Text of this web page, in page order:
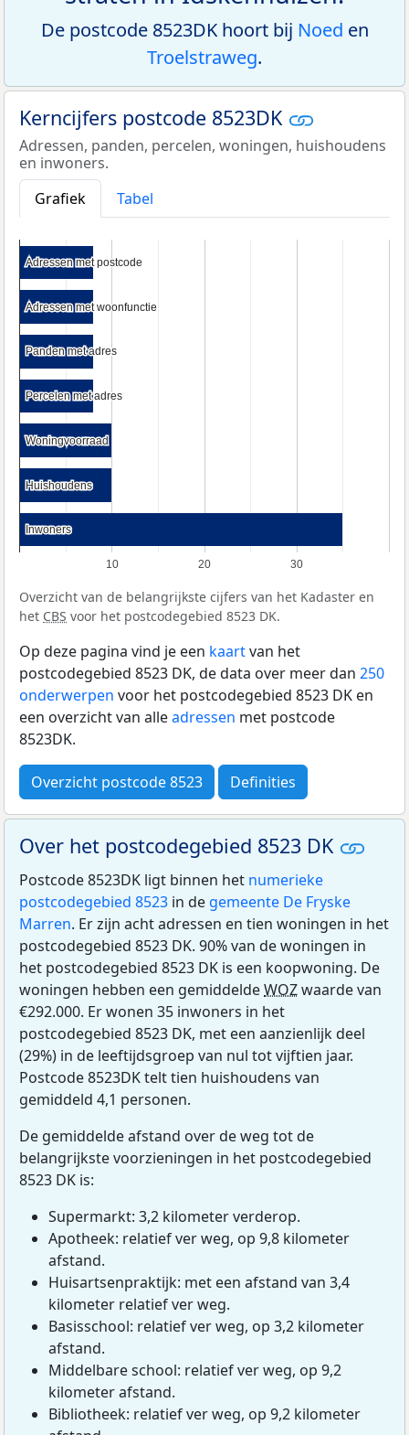
De postcode 8523DK hoort bij Noed en
Troelstraweg.
Kerncijfers postcode 8523DK
Adressen, panden, percelen, woningen, huishoudens
en inwoners.
Grafiek
Tabel
10 20 30
Adressen met postcode
Adressen met postcode
Adressen met woonfunctie
Adressen met woonfunctie
Panden met adres
Panden met adres
Percelen met adres
Percelen met adres
Woningvoorraad
Woningvoorraad
Huishoudens
Huishoudens
Inwoners
Inwoners
Overzicht van de belangrijkste cijfers van het Kadaster en
het CBS voor het postcodegebied 8523 DK.
Op deze pagina vind je een kaartvan het
postcodegebied 8523 DK, de data over meer dan 250
onderwerpen voor het postcodegebied 8523 DK en
een overzicht van alleadressen met postcode
8523DK.
Overzicht postcode 8523 Definities
Over het postcodegebied 8523 DK
Postcode 8523DK ligt binnen het numerieke
postcodegebied 8523 in de gemeente De Fryske
Marren. Er zijn acht adressen en tien woningen in het
postcodegebied 8523 DK. 90% van de woningen in
het postcodegebied 8523 DK is een koopwoning. De
woningen hebben een gemiddeldeWOZwaarde van
€292.000. Er wonen 35 inwoners in het
postcodegebied 8523 DK, met een aanzienlijk deel
(29%) in de leeftijdsgroep van nul tot vijftien jaar.
Postcode 8523DK telt tien huishoudens van
gemiddeld 4,1 personen.
De gemiddelde afstand over de weg tot de
belangrijkste voorzieningen in het postcodegebied
8523 DK is:
Supermarkt: 3,2 kilometer verderop.
Apotheek: relatief ver weg, op 9,8 kilometer
afstand.
Huisartsenpraktijk: met een afstand van 3,4
kilometer relatief ver weg.
Basisschool: relatief ver weg, op 3,2 kilometer
afstand.
Middelbare school: relatief ver weg, op 9,2
kilometer afstand.
Bibliotheek: relatief ver weg, op 9,2 kilometer